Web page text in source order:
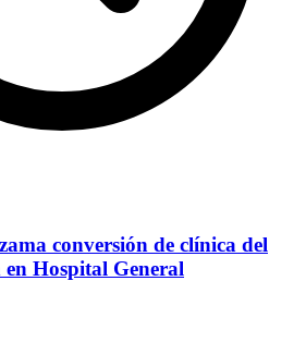
conversión de clínica del
Hospital General